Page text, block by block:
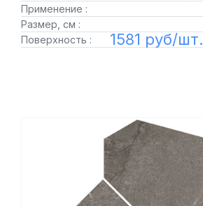
Применение :
Размер, см :
Поверхность :
1581 руб/шт.